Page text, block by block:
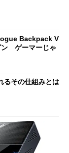
Backpack V
ン ゲーマーじゃ
るその仕組みとは